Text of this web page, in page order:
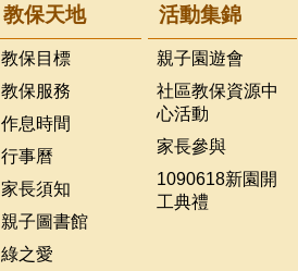
教保天地
教保目標
教保服務
作息時間
行事曆
家長須知
親子圖書館
綠之愛
活動集錦
親子園遊會
社區教保資源中
心活動
家長參與
1090618新園開
工典禮